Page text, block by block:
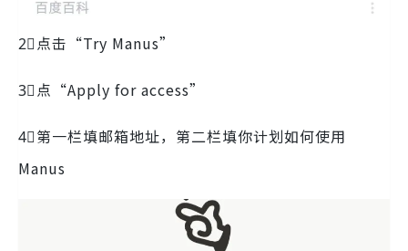
2⃣️点击“Try Manus”
3⃣️点“Apply for access”
4⃣️第一栏填邮箱地址，第二栏填你计划如何使用
Manus